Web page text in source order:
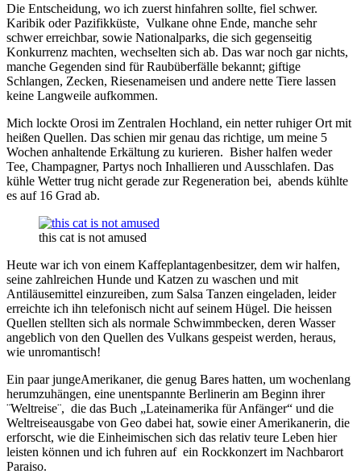
Die Entscheidung, wo ich zuerst hinfahren sollte, fiel schwer.
Karibik oder Pazifikküste, Vulkane ohne Ende, manche sehr
schwer erreichbar, sowie Nationalparks, die sich gegenseitig
Konkurrenz machten, wechselten sich ab. Das war noch gar nichts,
manche Gegenden sind für Raubüberfälle bekannt; giftige
Schlangen, Zecken, Riesenameisen und andere nette Tiere lassen
keine Langweile aufkommen.
Mich lockte Orosi im Zentralen Hochland, ein netter ruhiger Ort mit
heißen Quellen. Das schien mir genau das richtige, um meine 5
Wochen anhaltende Erkältung zu kurieren. Bisher halfen weder
Tee, Champagner, Partys noch Inhallieren und Ausschlafen. Das
kühle Wetter trug nicht gerade zur Regeneration bei, abends kühlte
es auf 16 Grad ab.
this cat is not amused
Heute war ich von einem Kaffeplantagenbesitzer, dem wir halfen,
seine zahlreichen Hunde und Katzen zu waschen und mit
Antiläusemittel einzureiben, zum Salsa Tanzen eingeladen, leider
erreichte ich ihn telefonisch nicht auf seinem Hügel. Die heissen
Quellen stellten sich als normale Schwimmbecken, deren Wasser
angeblich von den Quellen des Vulkans gespeist werden, heraus,
wie unromantisch!
Ein paar jungeAmerikaner, die genug Bares hatten, um wochenlang
herumzuhängen, eine unentspannte Berlinerin am Beginn ihrer
¨Weltreise¨, die das Buch „Lateinamerika für Anfänger“ und die
Weltreiseausgabe von Geo dabei hat, sowie einer Amerikanerin, die
erforscht, wie die Einheimischen sich das relativ teure Leben hier
leisten können und ich fuhren auf ein Rockkonzert im Nachbarort
Paraiso.